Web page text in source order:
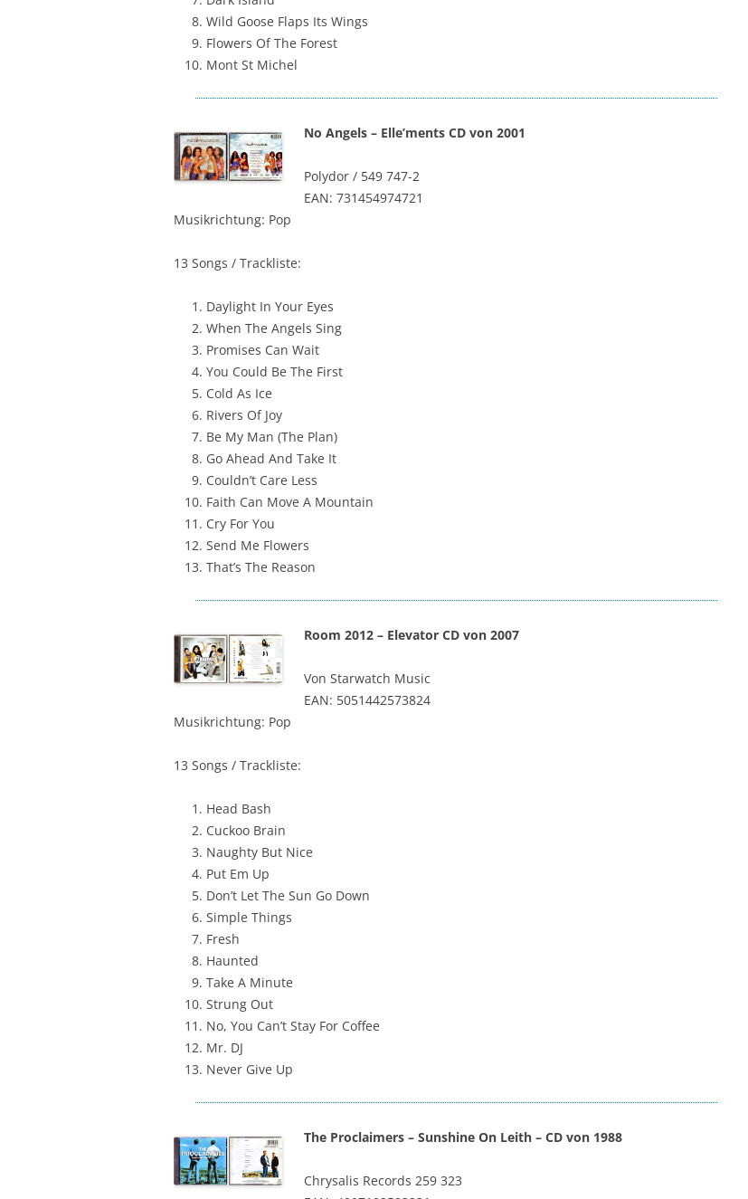
Wild Goose Flaps Its Wings
Flowers Of The Forest
Mont St Michel
No Angels – Elle’ments CD von 2001
Polydor / 549 747-2
EAN: 731454974721
Musikrichtung: Pop
13 Songs / Trackliste:
Daylight In Your Eyes
When The Angels Sing
Promises Can Wait
You Could Be The First
Cold As Ice
Rivers Of Joy
Be My Man (The Plan)
Go Ahead And Take It
Couldn’t Care Less
Faith Can Move A Mountain
Cry For You
Send Me Flowers
That’s The Reason
Room 2012 ‎– Elevator CD von 2007
Von Starwatch Music
EAN: 5051442573824
Musikrichtung: Pop
13 Songs / Trackliste:
Head Bash
Cuckoo Brain
Naughty But Nice
Put Em Up
Don’t Let The Sun Go Down
Simple Things
Fresh
Haunted
Take A Minute
Strung Out
No, You Can’t Stay For Coffee
Mr. DJ
Never Give Up
The Proclaimers – Sunshine On Leith – CD von 1988
Chrysalis Records 259 323